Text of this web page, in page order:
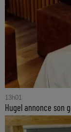
13h01
Hugel annonce son